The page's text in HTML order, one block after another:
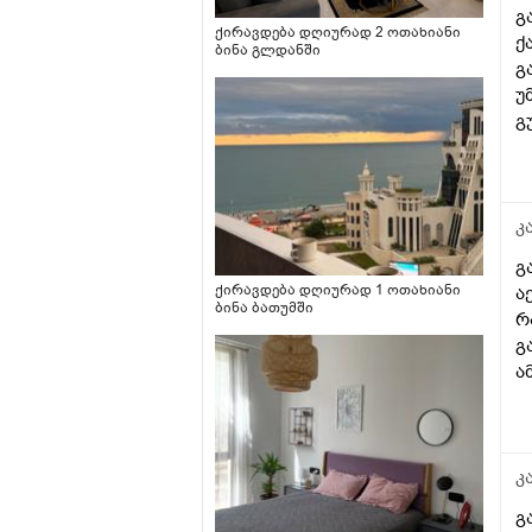
ქირავდება დღიურად 2 ოთახიანი
ბინა გლდანში
ქირავდება დღიურად 1 ოთახიანი
ბინა ბათუმში